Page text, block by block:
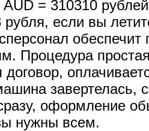
= 310310
если вы
Процедура
договор,
завертелась,
оформление
нужны всем.